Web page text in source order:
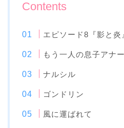
Contents
エピソード8『影と炎
もう一人の息子アナ
ナルシル
ゴンドリン
風に運ばれて